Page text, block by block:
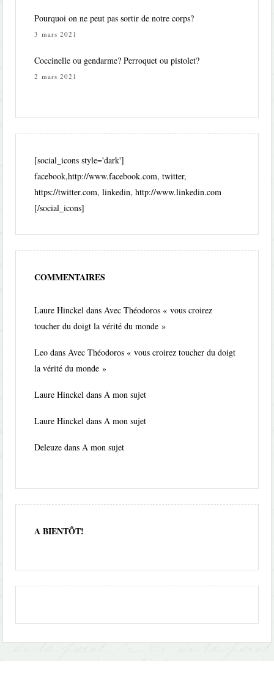
Pourquoi on ne peut pas sortir de notre corps?
3 mars 2021
Coccinelle ou gendarme? Perroquet ou pistolet?
2 mars 2021
[social_icons style='dark']
facebook,http://www.facebook.com, twitter,
https://twitter.com, linkedin, http://www.linkedin.com
[/social_icons]
COMMENTAIRES
Laure Hinckel dansAvec Théodoros « vous croirez
toucher du doigt la vérité du monde »
Leo dansAvec Théodoros « vous croirez toucher du doigt
la vérité du monde »
Laure Hinckel dansA mon sujet
Laure Hinckel dansA mon sujet
Deleuze dansA mon sujet
A BIENTÔT!